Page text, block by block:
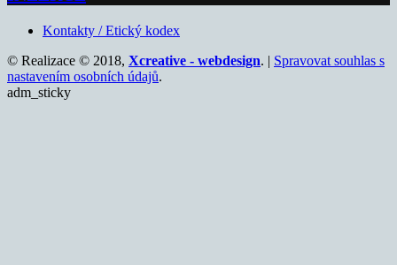
Kontakty / Etický kodex
© Realizace © 2018, Xcreative - webdesign. | Spravovat souhlas s
nastavením osobních údajů.
adm_sticky